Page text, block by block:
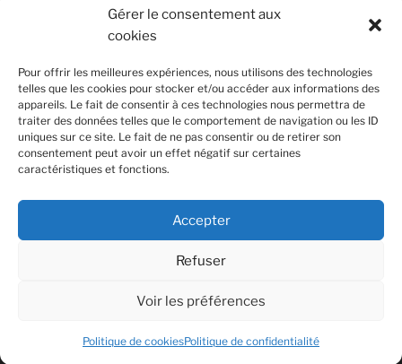
Gérer le consentement aux
cookies
Pour offrir les meilleures expériences, nous utilisons des technologies
telles que les cookies pour stocker et/ou accéder aux informations des
appareils. Le fait de consentir à ces technologies nous permettra de
traiter des données telles que le comportement de navigation ou les ID
uniques sur ce site. Le fait de ne pas consentir ou de retirer son
consentement peut avoir un effet négatif sur certaines
caractéristiques et fonctions.
Accepter
Refuser
Voir les préférences
Politique de cookiesPolitique de confidentialité
projet immobilier en toute sérénité.
RECHERCHER
Recherche
pour
:
FacebookInstagramPolitiqueE-
mail
Politique de confidentialité
Fièrement propulsé par